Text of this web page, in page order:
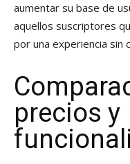
aumentar su base de
aquellos suscriptores
por una experiencia sin
precios y